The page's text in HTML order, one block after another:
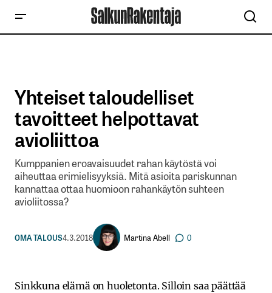
Yhteiset taloudelliset
tavoitteet helpottavat
avioliittoa
Kumppanien eroavaisuudet rahan käytöstä voi
aiheuttaa erimielisyyksiä. Mitä asioita pariskunnan
kannattaa ottaa huomioon rahankäytön suhteen
avioliitossa?
OMA TALOUS4.3.2018 Martina Abell 0
Sinkkuna elämä on huoletonta. Silloin saa päättää